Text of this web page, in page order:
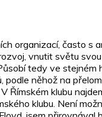
organizací, často s
vnutit světu
tedy ve
něhož na
klubu
klubu. Není